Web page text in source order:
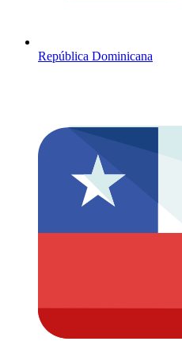
República Dominicana